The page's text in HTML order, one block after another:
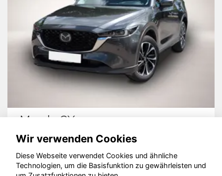
Mazda CX-5
Wir verwenden Cookies
Diese Webseite verwendet Cookies und ähnliche
Technologien, um die Basisfunktion zu gewährleisten und